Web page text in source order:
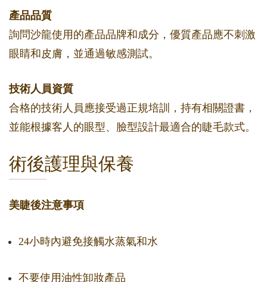
產品品質
詢問沙龍使用的產品品牌和成分，優質產品應不刺激
眼睛和皮膚，並通過敏感測試。
技術人員資質
合格的技術人員應接受過正規培訓，持有相關證書，
並能根據客人的眼型、臉型設計最適合的睫毛款式。
術後護理與保養
美睫後注意事項
24小時內避免接觸水蒸氣和水
不要使用油性卸妝產品